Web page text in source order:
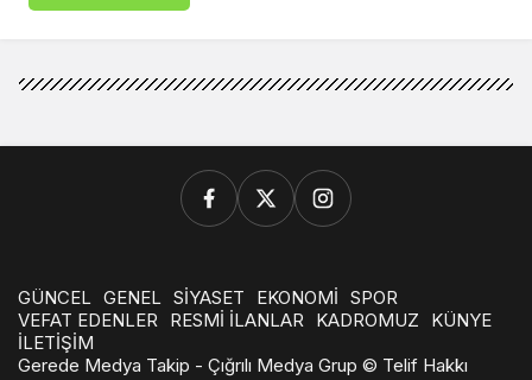
GÜNCEL GENEL SİYASET EKONOMİ SPOR
VEFAT EDENLER RESMİ İLANLAR KADROMUZ
KÜNYE
İLETİŞİM
Gerede Medya Takip - Çığrılı Medya Grup © Telif Hakkı